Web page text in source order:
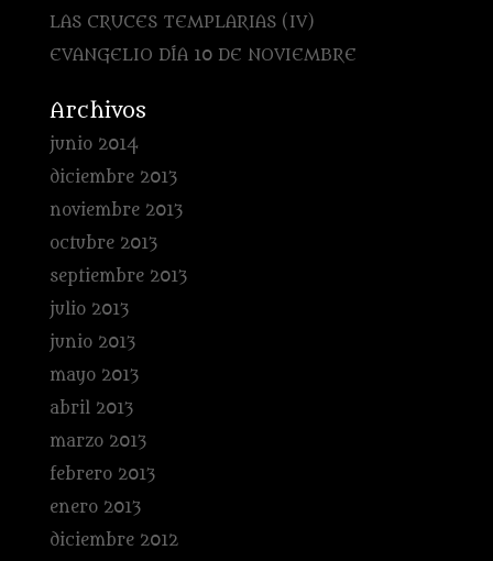
LAS CRUCES TEMPLARIAS (IV)
EVANGELIO DÍA 10 DE NOVIEMBRE
Archivos
junio 2014
diciembre 2013
noviembre 2013
octubre 2013
septiembre 2013
julio 2013
junio 2013
mayo 2013
abril 2013
marzo 2013
febrero 2013
enero 2013
diciembre 2012